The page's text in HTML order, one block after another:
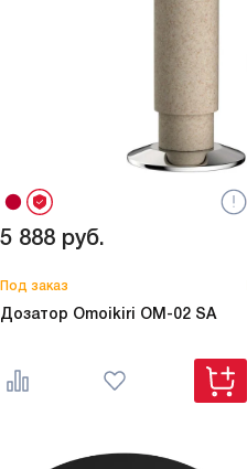
5 888 руб.
Под заказ
Дозатор Omoikiri OM-02 SA